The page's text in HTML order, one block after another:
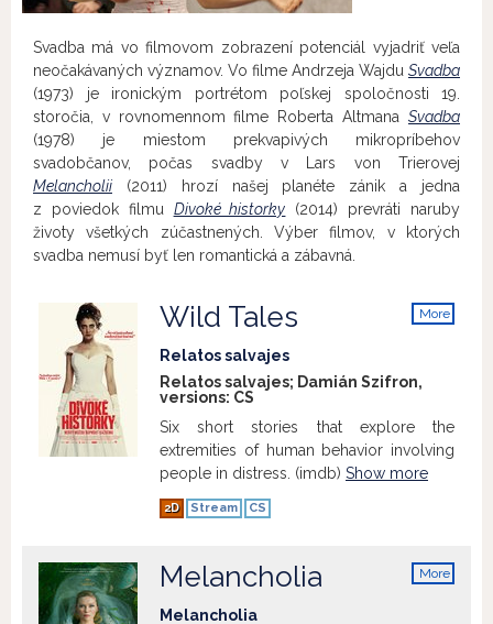
Svadba má vo filmovom zobrazení potenciál vyjadriť veľa
neočakávaných významov. Vo filme Andrzeja Wajdu Svadba
(1973) je ironickým portrétom poľskej spoločnosti 19.
storočia, v rovnomennom filme Roberta Altmana Svadba
(1978) je miestom prekvapivých mikropríbehov
svadobčanov, počas svadby v Lars von Trierovej
Melancholii (2011) hrozí našej planéte zánik a jedna
z poviedok filmu Divoké historky (2014) prevráti naruby
životy všetkých zúčastnených. Výber filmov, v ktorých
svadba nemusí byť len romantická a zábavná.
More
Wild Tales
Relatos salvajes
Relatos salvajes; Damián Szifron,
versions: CS
Six short stories that explore the
extremities of human behavior involving
people in distress. (imdb) Show more
2D Stream CS
More
Melancholia
Melancholia